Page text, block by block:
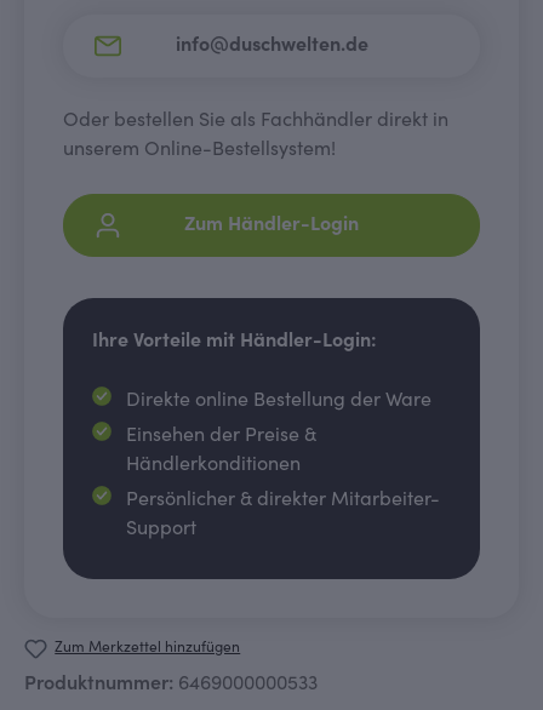
info@duschwelten.de
Oder bestellen Sie als Fachhändler direkt in
unserem Online-Bestellsystem!
Zum Händler-Login
Ihre Vorteile mit Händler-Login:
Direkte online Bestellung der Ware
Einsehen der Preise &
Händlerkonditionen
Persönlicher & direkter Mitarbeiter-
Support
Zum Merkzettel hinzufügen
Produktnummer: 6469000000533